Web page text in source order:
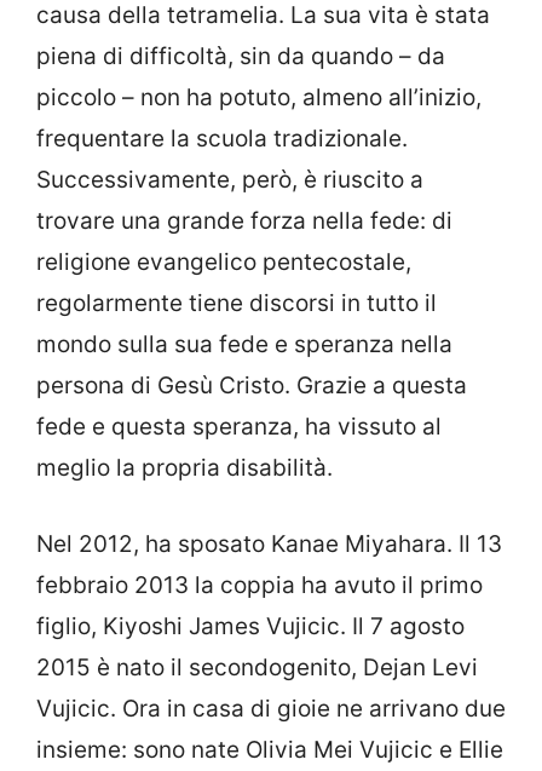
causa della tetramelia. La sua vita è stata
piena di difficoltà, sin da quando – da
piccolo – non ha potuto, almeno all’inizio,
frequentare la scuola tradizionale.
Successivamente, però, è riuscito a
trovare una grande forza nella fede: di
religione evangelico pentecostale,
regolarmente tiene discorsi in tutto il
mondo sulla sua fede e speranza nella
persona di Gesù Cristo. Grazie a questa
fede e questa speranza, ha vissuto al
meglio la propria disabilità.
Nel 2012, ha sposato Kanae Miyahara. Il 13
febbraio 2013 la coppia ha avuto il primo
figlio, Kiyoshi James Vujicic. Il 7 agosto
2015 è nato il secondogenito, Dejan Levi
Vujicic. Ora in casa di gioie ne arrivano due
insieme: sono nate Olivia Mei Vujicic e Ellie